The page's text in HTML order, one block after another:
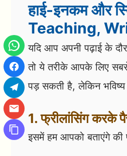
हाई-इनकम और
Teaching,
यदि आप अपनी पढ़ाई के
तो ये तरीके आपके लिए
पड़ सकती है, लेकिन
1. फ्रीलांसिंग करके
इसमें हम आपको बताएंगे